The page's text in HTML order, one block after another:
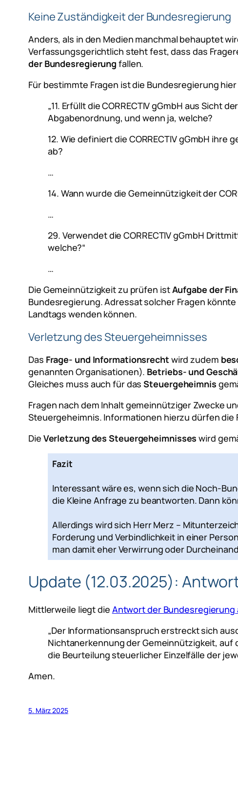
Keine Zuständigkeit der Bundesregierung
Anders, als in den Medien manchmal behauptet
Verfassungsgerichtlich steht fest, dass das
der Bundesregierung fallen.
Für bestimmte Fragen ist die Bundesregierung
„11. Erfüllt die CORRECTIV gGmbH aus
Abgabenordnung, und wenn ja, welche?
12. Wie definiert die CORRECTIV gGmbH
ab?
…
14. Wann wurde die Gemeinnützigkeit der
…
29. Verwendet die CORRECTIV gGmbH
welche?“
…
Die Gemeinnützigkeit zu prüfen istAufgabe der
Bundesregierung. Adressat solcher Fragen
Landtags wenden können.
Verletzung des Steuergeheimnisses
Das Frage- und Informationsrecht wird zudem
genannten Organisationen). Betriebs- und
Gleiches muss auch für dasSteuergeheimnis
Fragen nach dem Inhalt gemeinnütziger Zwecke
Steuergeheimnis. Informationen hierzu dürfen die
Die Verletzung des Steuergeheimnisses wird
Fazit
Interessant wäre es, wenn sich die Noch-
die Kleine Anfrage zu beantworten. Dann
Allerdings wird sich Herr Merz –
Forderung und Verbindlichkeit in einer
man damit eher Verwirrung oder
Update (12.03.2025):
Mittlerweile liegt die Antwort der Bundesregierung
„Der Informationsanspruch erstreckt sich
Nichtanerkennung der Gemeinnützigkeit, auf
die Beurteilung steuerlicher Einzelfälle der
Amen.
5. März 2025